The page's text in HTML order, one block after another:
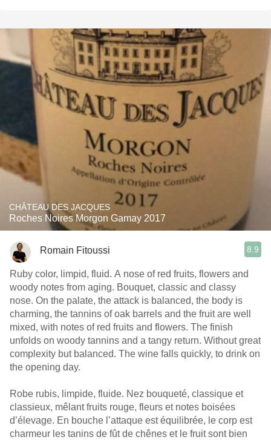
CHÂTEAU DES JACQUES
Roches Noires Morgon Gamay 2017
Romain Fitoussi 8.9
Ruby color, limpid, fluid. A nose of red fruits, flowers and
woody notes from aging. Bouquet, classic and classy
nose. On the palate, the attack is balanced, the body is
charming, the tannins of oak barrels and the fruit are well
mixed, with notes of red fruits and flowers. The finish
unfolds on woody tannins and a tangy return. Without great
complexity but balanced. The wine falls quickly, to drink on
the opening day.
Robe rubis, limpide, fluide. Nez bouqueté, classique et
classieux, mêlant fruits rouge, fleurs et notes boisées
d’élevage. En bouche l’attaque est équilibrée, le corp est
charmeur les tanins de fût de chênes et le fruit sont bien